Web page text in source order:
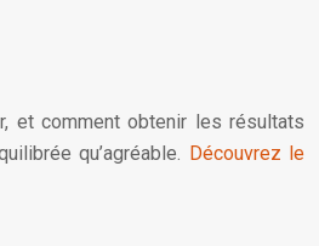
et comment obtenir les résultats
qu’agréable. Découvrez le